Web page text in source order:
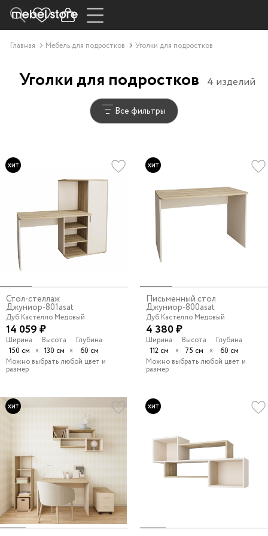
Главная Мебель для подростков Уголки для подростков
Уголки для подростков 4 изделий
Все фильтры
Стол-стеллаж
Джуниор-801asat
Дуб Кастелло Медовый
14 059 ₽
Ширина
150 см х
Высота
130 см х
Глубина
60 см
Можно выбрать любой цвет и
размер
Письменный стол
Джуниор-800asat
Дуб Кастелло Медовый
4 380 ₽
Ширина
112 см
х
Высота
75 см
х
Глубина
60 см
Можно выбрать любой цвет и
размер